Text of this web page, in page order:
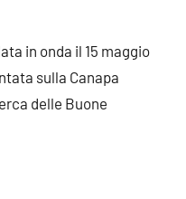
in onda il 15 maggio
sulla Canapa
delle Buone